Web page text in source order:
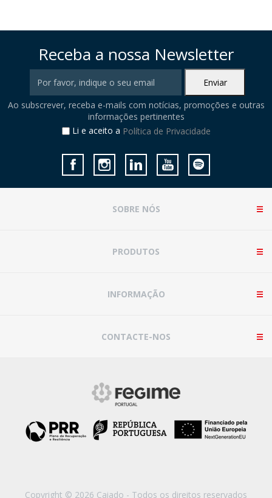
Receba a nossa Newsletter
Ao subscrever, receba e-mails com notícias, promoções e outras
informações pertinentes
Li e aceito a Política de Privacidade
SOBRE NÓS
PRODUTOS
INFORMAÇÃO
CONTACTE-NOS
Copyright © 2026 Caiado - Todos os direitos reservados